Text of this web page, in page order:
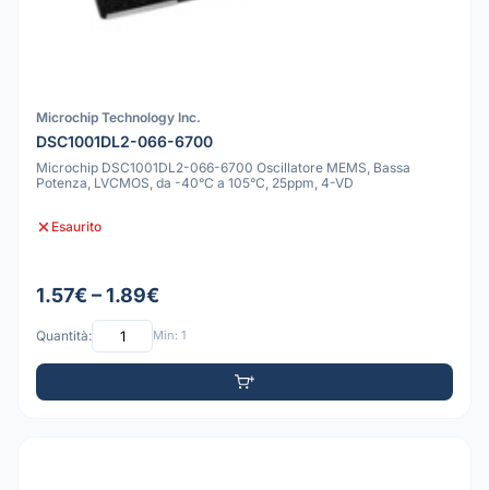
Microchip Technology Inc.
DSC1001DL2-066-6700
Microchip DSC1001DL2-066-6700 Oscillatore MEMS, Bassa
Potenza, LVCMOS, da -40°C a 105°C, 25ppm, 4-VD
Esaurito
1.57€ – 1.89€
Quantità: Min: 1